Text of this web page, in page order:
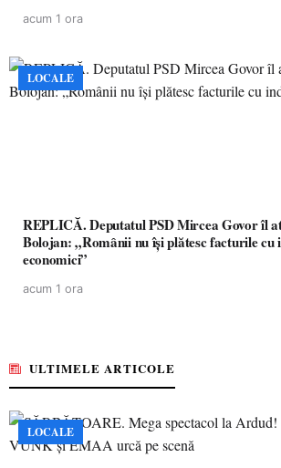
acum 1 ora
LOCALE
REPLICĂ. Deputatul PSD Mircea Govor îl
Bolojan: „Românii nu își plătesc facturile cu
economici”
acum 1 ora
ULTIMELE ARTICOLE
LOCALE